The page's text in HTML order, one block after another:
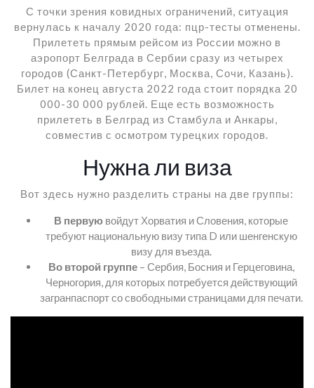
С точки зрения ковидных ограничений, ситуация
вернулась к началу 2020 года: пцр-тесты отменены.
Прилететь прямым рейсом из России можно в
аэропорт Белграда в Сербии сразу из четырех
городов (Санкт-Петербург, Москва, Сочи, Казань).
Билет на конец августа 2022 года стоит порядка 20
000-30 000 рублей. Еще есть возможность
прилететь в Белград из Стамбула и Анкары,
совместив с осмотром турецких городов.
Нужна ли виза
Вот здесь нужно разделить страны на две группы:
В первую войдут Хорватия и Словения, которые
требуют национальную визу типа D или шенгенскую
визу для въезда.
Во второй группе– Сербия, Босния и Герцеговина,
Черногория, для которых потребуется действующий
загранпаспорт со свободными страницами для печати.